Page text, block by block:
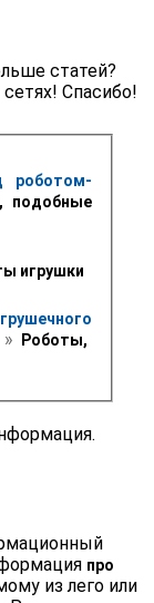
статей?
Спасибо!
роботом-
подобные
игрушки
» Роботы,
про
из лего или